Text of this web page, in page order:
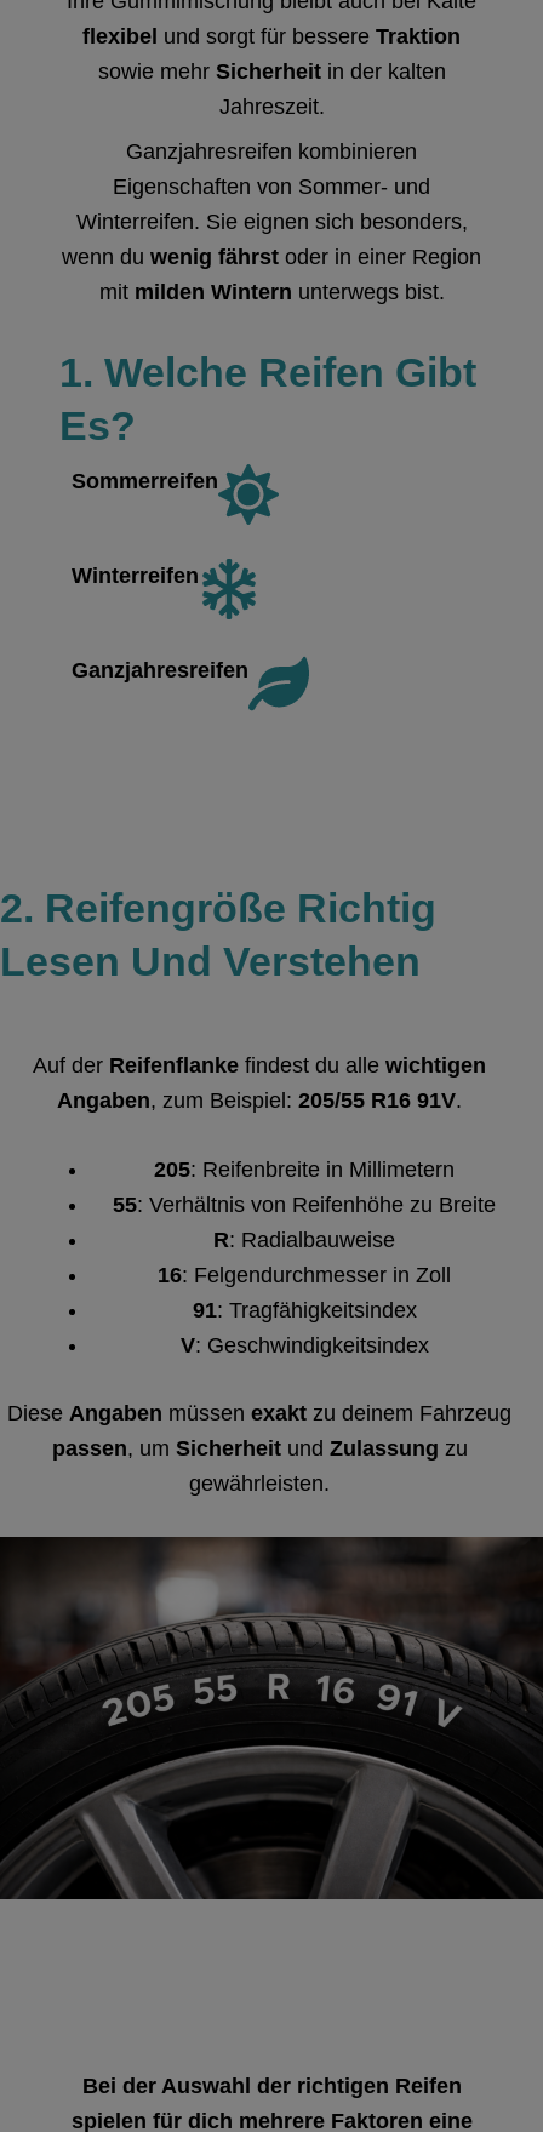
1. Welche Reifen Gibt
Es?
Sommerreifen
Winterreifen
flexibel und sorgt für bessere Traktion
sowie mehr Sicherheit in der kalten
Jahreszeit.
Ganzjahresreifen
Ganzjahresreifen kombinieren
Eigenschaften von Sommer- und
Winterreifen. Sie eignen sich besonders,
wenn du wenig fährst oder in einer Region
mit milden Wintern unterwegs bist.
2. Reifengröße Richtig
Lesen Und Verstehen
Auf der Reifenflanke findest du alle wichtigen
Angaben, zum Beispiel: 205/55 R16 91V.
205: Reifenbreite in Millimetern
55: Verhältnis von Reifenhöhe zu Breite
R: Radialbauweise
16: Felgendurchmesser in Zoll
91: Tragfähigkeitsindex
V: Geschwindigkeitsindex
Diese Angaben müssen exakt zu deinem Fahrzeug
passen, um Sicherheit und Zulassung zu
gewährleisten.
Bei der Auswahl der richtigen Reifen
spielen für dich mehrere Faktoren eine